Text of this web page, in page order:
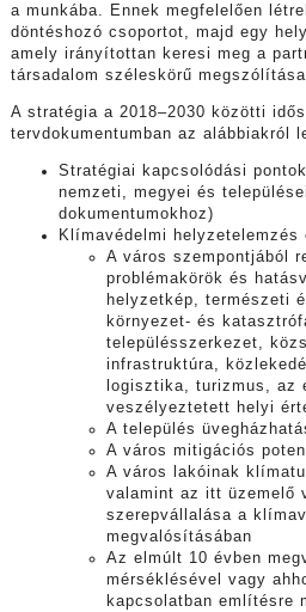
a munkába. Ennek megfelelően
döntéshozó csoportot, majd egy
amely irányítottan keresi meg a
társadalom széleskörű
A stratégia a 2018–2030 közötti
tervdokumentumban az alábbiakról
Stratégiai kapcsolódási
nemzeti, megyei és
dokumentumokhoz)
Klímavédelmi helyzetelemzés
A város szempontjából
problémakörök és
helyzetkép, természeti
környezet- és
településszerkezet,
infrastruktúra,
logisztika, turizmus, az
veszélyeztetett helyi
A település
A város mitigációs
A város lakóinak
valamint az itt üzemelő
szerepvállalása a
megvalósításában
Az elmúlt 10 évben
mérséklésével vagy
kapcsolatban említésre